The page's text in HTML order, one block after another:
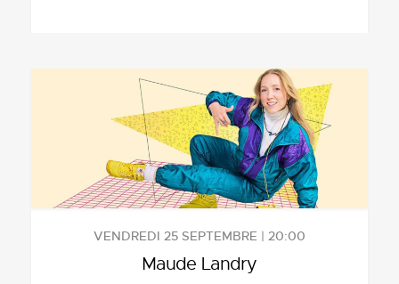
VENDREDI 25 SEPTEMBRE | 20:00
Maude Landry